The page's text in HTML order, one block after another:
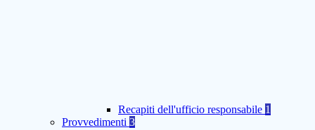
Recapiti dell'ufficio responsabile 1
Provvedimenti 3